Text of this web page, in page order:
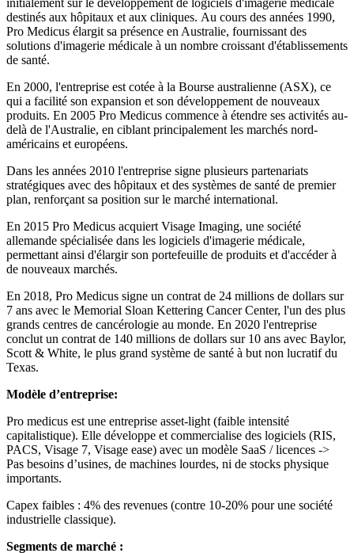
initialement sur le développement de logiciels d'imagerie médicale
destinés aux hôpitaux et aux cliniques. Au cours des années 1990,
Pro Medicus élargit sa présence en Australie, fournissant des
solutions d'imagerie médicale à un nombre croissant d'établissements
de santé.
En 2000, l'entreprise est cotée à la Bourse australienne (ASX), ce
qui a facilité son expansion et son développement de nouveaux
produits. En 2005 Pro Medicus commence à étendre ses activités au-
delà de l'Australie, en ciblant principalement les marchés nord-
américains et européens.
Dans les années 2010 l'entreprise signe plusieurs partenariats
stratégiques avec des hôpitaux et des systèmes de santé de premier
plan, renforçant sa position sur le marché international.
En 2015 Pro Medicus acquiert Visage Imaging, une société
allemande spécialisée dans les logiciels d'imagerie médicale,
permettant ainsi d'élargir son portefeuille de produits et d'accéder à
de nouveaux marchés.
En 2018, Pro Medicus signe un contrat de 24 millions de dollars sur
7 ans avec le Memorial Sloan Kettering Cancer Center, l'un des plus
grands centres de cancérologie au monde. En 2020 l'entreprise
conclut un contrat de 140 millions de dollars sur 10 ans avec Baylor,
Scott & White, le plus grand système de santé à but non lucratif du
Texas.
Modèle d’entreprise:
Pro medicus est une entreprise asset-light (faible intensité
capitalistique). Elle développe et commercialise des logiciels (RIS,
PACS, Visage 7, Visage ease) avec un modèle SaaS / licences ->
Pas besoins d’usines, de machines lourdes, ni de stocks physique
importants.
Capex faibles : 4% des revenues (contre 10-20% pour une société
industrielle classique).
Segments de marché :